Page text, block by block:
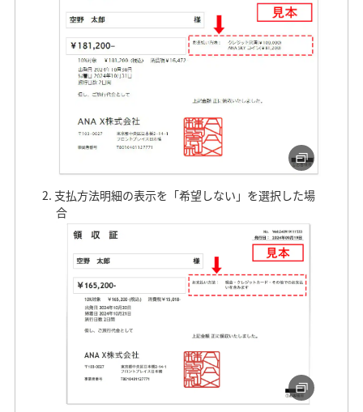
支払方法明細の表示を「希望しない」を選択した場
合